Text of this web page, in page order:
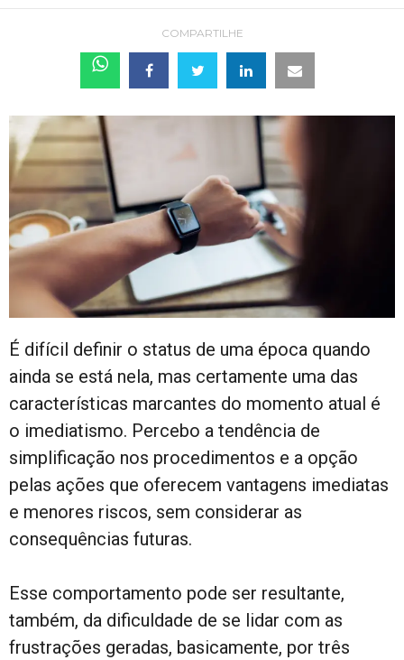
COMPARTILHE
É difícil definir o status de uma época quando
ainda se está nela, mas certamente uma das
características marcantes do momento atual é
o imediatismo. Percebo a tendência de
simplificação nos procedimentos e a opção
pelas ações que oferecem vantagens imediatas
e menores riscos, sem considerar as
consequências futuras.
Esse comportamento pode ser resultante,
também, da dificuldade de se lidar com as
frustrações geradas, basicamente, por três